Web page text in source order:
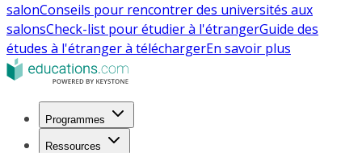
salonConseils pour rencontrer des universités aux
salonsCheck-list pour étudier à l'étrangerGuide des
études à l'étranger à téléchargerEn savoir plus
Programmes
Ressources